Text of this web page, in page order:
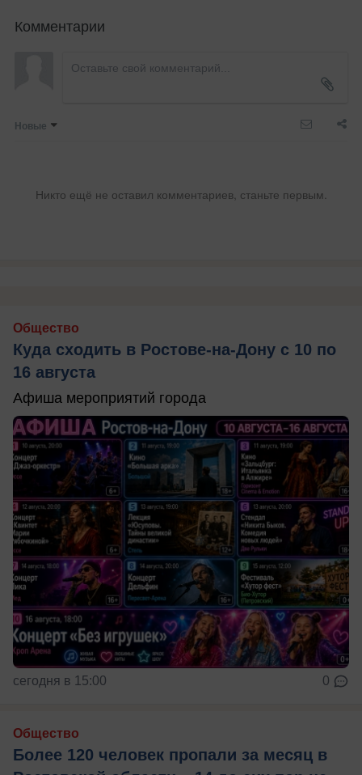
Комментарии
Новые
Никто ещё не оставил комментариев, станьте первым.
Общество
Куда сходить в Ростове-на-Дону с 10 по
16 августа
Афиша мероприятий города
сегодня в 15:00 0
Общество
Более 120 человек пропали за месяц в